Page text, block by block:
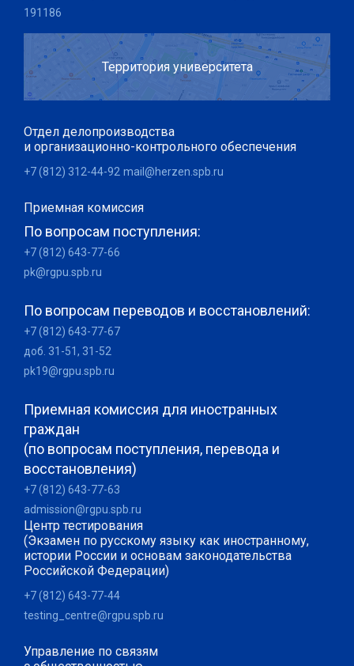
191186
Территория университета
Отдел делопроизводства
и организационно-контрольного обеспечения
+7 (812) 312-44-92 mail@herzen.spb.ru
Приемная комиссия
По вопросам поступления:
+7 (812) 643-77-66
pk@rgpu.spb.ru
По вопросам переводов и восстановлений:
+7 (812) 643-77-67
доб. 31-51, 31-52
pk19@rgpu.spb.ru
Приемная комиссия для иностранных
граждан
(по вопросам поступления, перевода и
восстановления)
+7 (812) 643-77-63
admission@rgpu.spb.ru
Центр тестирования
(Экзамен по русскому языку как иностранному,
истории России и основам законодательства
Российской Федерации)
+7 (812) 643-77-44
testing_centre@rgpu.spb.ru
Управление по связям